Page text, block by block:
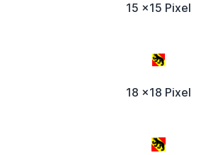
15 x15 Pixel
18 x18 Pixel